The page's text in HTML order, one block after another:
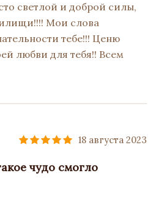
светлой и доброй силы,
Мои слова
тебе!!! Ценю
любви для тебя!! Всем
18 августа 2023
чудо смогло